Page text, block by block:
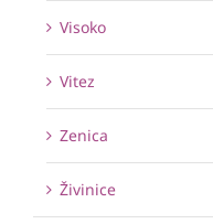
Visoko
Vitez
Zenica
Živinice